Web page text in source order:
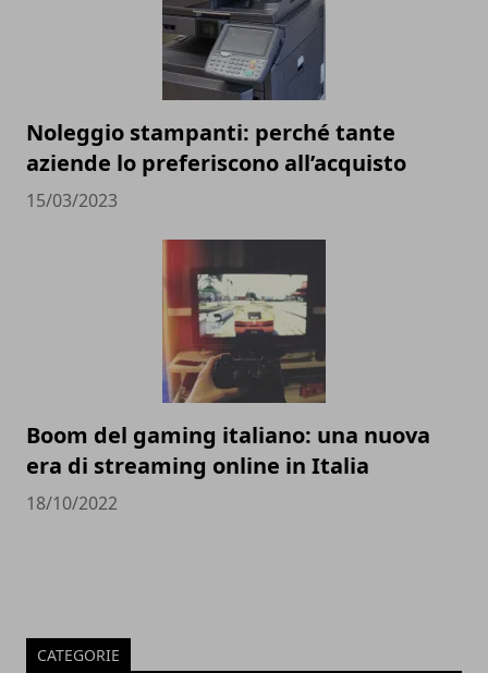
Noleggio stampanti: perché tante
aziende lo preferiscono all’acquisto
15/03/2023
Boom del gaming italiano: una nuova
era di streaming online in Italia
18/10/2022
CATEGORIE